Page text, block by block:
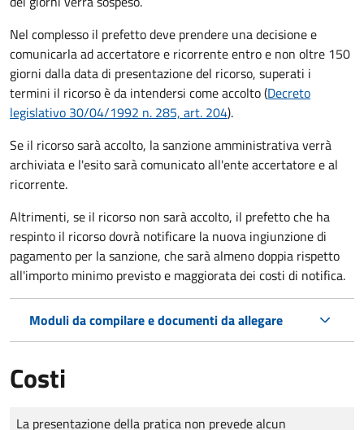
Nel complesso il prefetto deve prendere una decisione e
comunicarla ad accertatore e ricorrente entro e non oltre 150
giorni dalla data di presentazione del ricorso, superati i
termini il ricorso è da intendersi come accolto (Decreto
legislativo 30/04/1992 n. 285, art. 204).
Se il ricorso sarà accolto, la sanzione amministrativa verrà
archiviata e l'esito sarà comunicato all'ente accertatore e al
ricorrente.
Altrimenti, se il ricorso non sarà accolto, il prefetto che ha
respinto il ricorso dovrà notificare la nuova ingiunzione di
pagamento per la sanzione, che sarà almeno doppia rispetto
all'importo minimo previsto e maggiorata dei costi di notifica.
Moduli da compilare e documenti da allegare
Costi
Tipo di pagamento
Importo
La presentazione della pratica non prevede alcun